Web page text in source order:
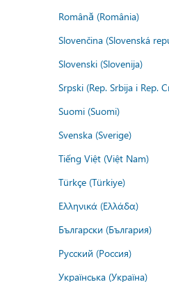
Română (România)
Slovenčina (Slovenská
Slovenski (Slovenija)
Srpski (Rep. Srbija i Rep.
Suomi (Suomi)
Svenska (Sverige)
Tiếng Việt (Việt Nam)
Türkçe (Türkiye)
Ελληνικά (Ελλάδα)
Български (България)
Русский (Россия)
Українська (Україна)